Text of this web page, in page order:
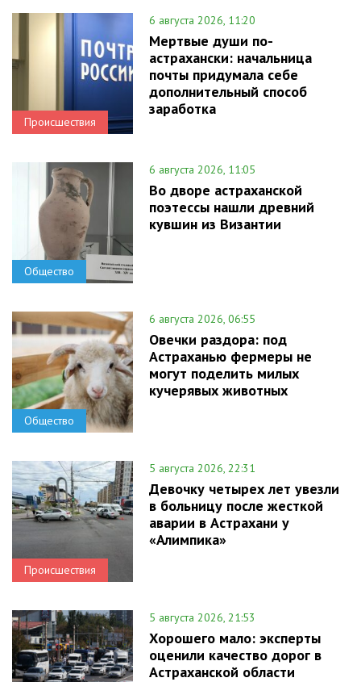
Происшествия
6 августа 2026, 11:20
Мертвые души по-
астрахански: начальница
почты придумала себе
дополнительный способ
заработка
Общество
6 августа 2026, 11:05
Во дворе астраханской
поэтессы нашли древний
кувшин из Византии
Общество
6 августа 2026, 06:55
Овечки раздора: под
Астраханью фермеры не
могут поделить милых
кучерявых животных
Происшествия
5 августа 2026, 22:31
Девочку четырех лет увезли
в больницу после жесткой
аварии в Астрахани у
«Алимпика»
5 августа 2026, 21:53
Хорошего мало: эксперты
оценили качество дорог в
Астраханской области